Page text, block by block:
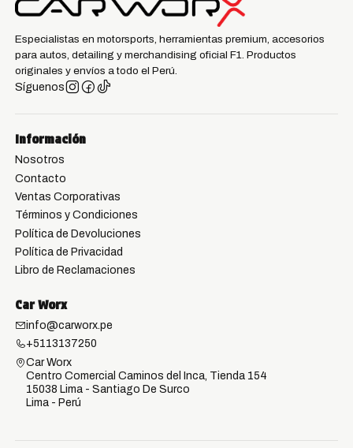
Especialistas en motorsports, herramientas premium, accesorios
para autos, detailing y merchandising oficial F1. Productos
originales y envíos a todo el Perú.
Síguenos
Información
Nosotros
Contacto
Ventas Corporativas
Términos y Condiciones
Política de Devoluciones
Política de Privacidad
Libro de Reclamaciones
Car Worx
info@carworx.pe
+5113137250
Car Worx
Centro Comercial Caminos del Inca, Tienda 154
15038 Lima - Santiago De Surco
Lima - Perú